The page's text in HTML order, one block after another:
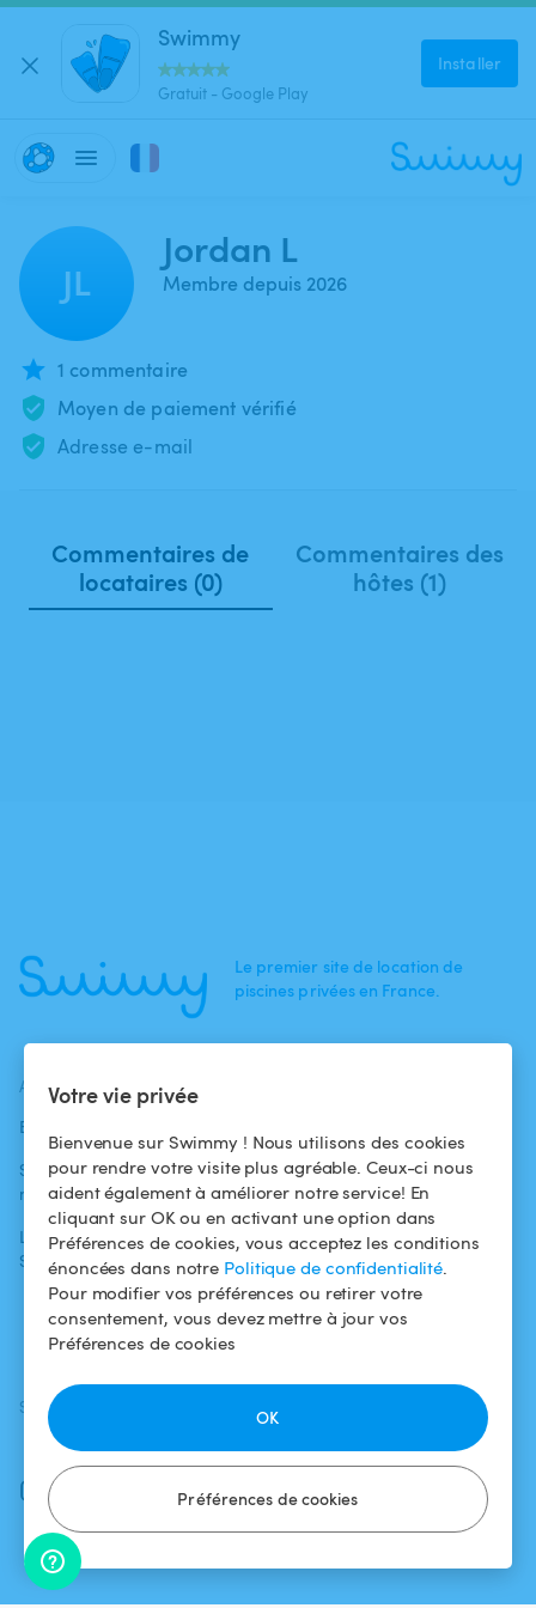
Votre vie privée
Bienvenue sur Swimmy ! Nous utilisons des cookies
pour rendre votre visite plus agréable. Ceux-ci nous
aident également à améliorer notre service! En
cliquant sur OK ou en activant une option dans
Préférences de cookies, vous acceptez les conditions
énoncées dans notre Politique de confidentialité.
Pour modifier vos préférences ou retirer votre
consentement, vous devez mettre à jour vos
Préférences de cookies
Préférences de cookies
OK
Swimmy
Gratuit - Google Play
Installer
JL
Jordan L
Membre depuis 2026
1 commentaire
Moyen de paiement vérifié
Adresse e-mail
Commentaires de
locataires (0)
Commentaires des
hôtes (1)
Le premier site de location de
piscines privées en France.
ACTUALITÉS
Blog
Swimmy dans les
médias
L'aventure
Swimmy
baigneurs
Pour les
propriétaires
Louer ma piscine
Comment ça
marche ?
Conditions
d'utilisation
Politique de
confidentialité
Mentions légales
SUIVEZ-NOUS
Facebook
Instagram